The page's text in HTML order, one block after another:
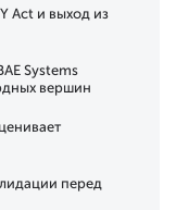
Act и выход из
Systems
вершин
перед